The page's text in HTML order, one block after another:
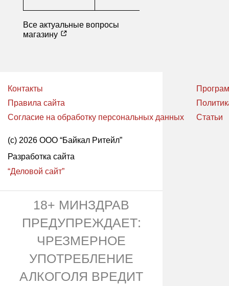
Все актуальные вопросы
магазину
Контакты
Правила сайта
Согласие на обработку персональных данных
Статьи
(с) 2026 ООО “Байкал Ритейл”
Разработка сайта
“Деловой сайт”
18+ МИНЗДРАВ
ПРЕДУПРЕЖДАЕТ:
ЧРЕЗМЕРНОЕ
УПОТРЕБЛЕНИЕ
АЛКОГОЛЯ ВРЕДИТ